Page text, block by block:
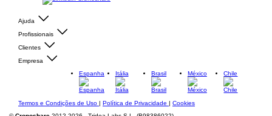
Ajuda
Profissionais
Clientes
Empresa
Espanha
Itália Brasil México Chile
Termos e Condições de Uso | Política de Privacidade | Cookies